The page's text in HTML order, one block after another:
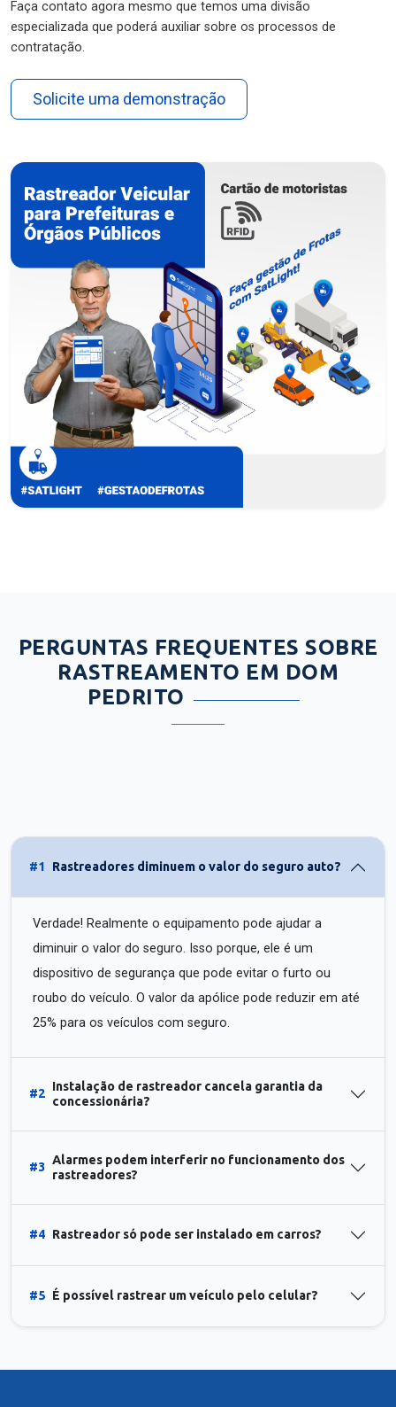
Faça contato agora mesmo que temos uma divisão
especializada que poderá auxiliar sobre os processos de
contratação.
Solicite uma demonstração
PERGUNTAS FREQUENTES SOBRE
RASTREAMENTO EM DOM
PEDRITO
#1 Rastreadores diminuem o valor do seguro auto?
Verdade! Realmente o equipamento pode ajudar a
diminuir o valor do seguro. Isso porque, ele é um
dispositivo de segurança que pode evitar o furto ou
roubo do veículo. O valor da apólice pode reduzir em até
25% para os veículos com seguro.
#2
Instalação de rastreador cancela garantia da
concessionária?
#3
Alarmes podem interferir no funcionamento dos
rastreadores?
#4 Rastreador só pode ser instalado em carros?
#5 É possível rastrear um veículo pelo celular?